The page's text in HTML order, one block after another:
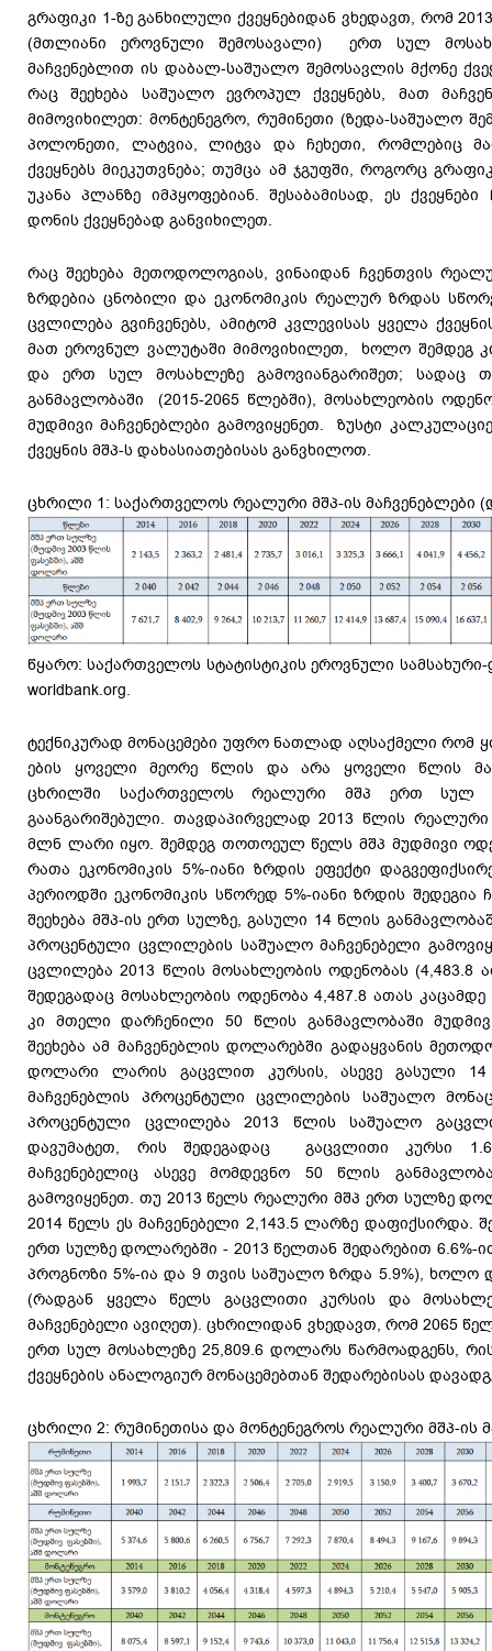
გრაფიკი 1-ზე განხილული ქვეყნებიდან ვხედავთ, რომ
(მთლიანი ეროვნული შემოსავალი) ერთ სულ
მაჩვენებლით ის დაბალ-საშუალო შემოსავლის მქონე
რაც შეეხება საშუალო ევროპულ ქვეყნებს, მათ
მიმოვიხილეთ: მონტენეგრო, რუმინეთი (ზედა-საშუალო
პოლონეთი, ლატვია, ლიტვა და ჩეხეთი, რომლებიც
ქვეყნებს მიეკუთვნება; თუმცა ამ ჯგუფში, როგორც
უკანა პლანზე იმპყოფებიან. შესაბამისად, ეს
დონის ქვეყნებად განვიხილეთ.
რაც შეეხება მეთოდოლოგიას, ვინაიდან ჩვენთვის
ზრდებია ცნობილი და ეკონომიკის რეალურ ზრდას
ცვლილება გვიჩვენებს, ამიტომ კვლევისას ყველა
მათ ეროვნულ ვალუტაში მიმოვიხილეთ, ხოლო შემდეგ
და ერთ სულ მოსახლეზე გამოვიანგარიშეთ; სადაც
განმავლობაში (2015-2065 წლებში), მოსახლეობის
მუდმივი მაჩვენებლები გამოვიყენეთ. ზუსტი
ქვეყნის მშპ-ს დახასიათებისას განვხილოთ.
ცხრილი 1: საქართველოს რეალური მშპ-ის მაჩვენებლები
წყარო: საქართველოს სტატისტიკის ეროვნული
worldbank.org.
ტექნიკურად მონაცემები უფრო ნათლად აღსაქმელი რომ
ების ყოველი მეორე წლის და არა ყოველი წლის
ცხრილში საქართველოს რეალური მშპ ერთ სულ
გაანგარიშებული. თავდაპირველად 2013 წლის
მლნ ლარი იყო. შემდეგ თოთოეულ წელს მშპ მუდმივი
რათა ეკონომიკის 5%-იანი ზრდის ეფექტი
პერიოდში ეკონომიკის სწორედ 5%-იანი ზრდის შედეგია
შეეხება მშპ-ის ერთ სულზე, გასული 14 წლის
პროცენტული ცვლილების საშუალო მაჩვენებელი
ცვლილება 2013 წლის მოსახლეობის ოდენობას (4,483.8
შედეგადაც მოსახლეობის ოდენობა 4,487.8 ათას კაცამდე
კი მთელი დარჩენილი 50 წლის განმავლობაში
შეეხება ამ მაჩვენებლის დოლარებში გადაყვანის
დოლარი ლარის გაცვლით კურსის, ასევე გასული
მაჩვენებლის პროცენტული ცვლილების საშუალო
პროცენტული ცვლილება 2013 წლის საშუალო
დავუმატეთ, რის შედეგადაც გაცვლითი კურსი
მაჩვენებელიც ასევე მომდევნო 50 წლის
გამოვიყენეთ. თუ 2013 წელს რეალური მშპ ერთ სულზე
2014 წელს ეს მაჩვენებელი 2,143.5 ლარზე დაფიქსირდა.
ერთ სულზე დოლარებში - 2013 წელთან შედარებით 6.6%-
პროგნოზი 5%-ია და 9 თვის საშუალო ზრდა 5.9%), ხოლო
(რადგან ყველა წელს გაცვლითი კურსის და
მაჩვენებელი ავიღეთ). ცხრილიდან ვხედავთ, რომ 2065
ერთ სულ მოსახლეზე 25,809.6 დოლარს წარმოადგენს,
ქვეყნების ანალოგიურ მონაცემებთან შედარებისას
ცხრილი 2: რუმინეთისა და მონტენეგროს რეალური მშპ-ის